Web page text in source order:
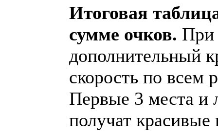
Итоговая
сумме очков. При
дополнительный
скорость по всем
Первые 3 места и
получат